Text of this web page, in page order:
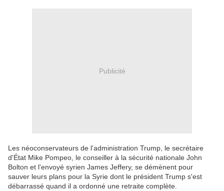
Publicité
Les néoconservateurs de l'administration Trump, le secrétaire
d'État Mike Pompeo, le conseiller à la sécurité nationale John
Bolton et l'envoyé syrien James Jeffery, se démènent pour
sauver leurs plans pour la Syrie dont le président Trump s'est
débarrassé quand il a ordonné une retraite complète.